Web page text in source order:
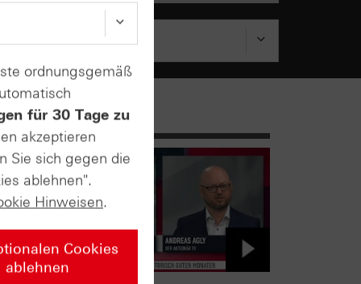
ordnungsgemäß
für 30 Tage zu
akzeptieren
Sie sich gegen die
ablehnen".
Hinweisen.
Cookies
ablehnen